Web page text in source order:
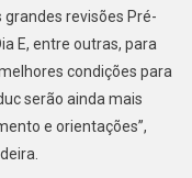
grandes revisões Pré-
E, entre outras, para
condições para
serão ainda mais
e orientações”,